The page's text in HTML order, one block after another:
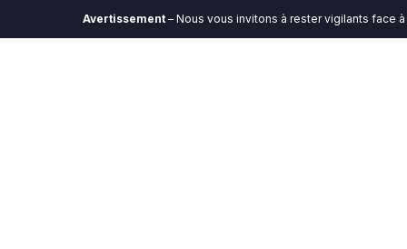
Avertissement– Nous vous invitons à rester vigilants face à